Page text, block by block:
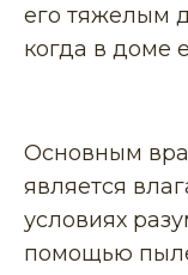
его тяжелым
когда в доме
Основным
является
условиях
помощью